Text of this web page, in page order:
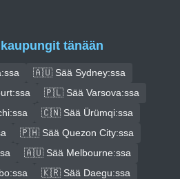
tänään
🇦🇺 Sää Sydney:ssa
🇵🇱 Sää Varsova:ssa
🇨🇳 Sää Ürümqi:ssa
🇵🇭 Sää Quezon City:ssa
🇦🇺 Sää Melbourne:ssa
🇰🇷 Sää Daegu:ssa